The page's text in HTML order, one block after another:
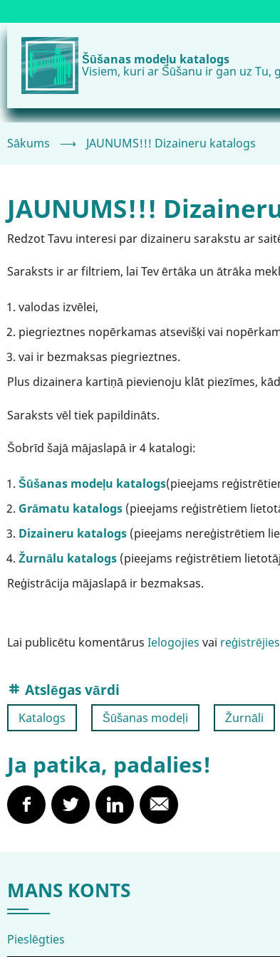
uz
galveno
saturu
Šūšanas modeļu katalogs
Visiem, kuri ar Šūšanu ir gan uz Tu,
Sākums ⟶ JAUNUMS!!! Dizaineru katalogs
JAUNUMS!!!
Redzot Tavu interesi par dizaineru sarakstu ar
Saraksts ir ar filtriem, lai Tev ērtāka un ātrāka
valodas izvēlei,
piegrieztnes nopērkamas atsevišķi vai
vai ir bezmaksas piegrieztnes.
Plus dizainera kartiņā pievienoju klāt piezīmes,
Saraksts vēl tiek papildināts.
Šobrīd šajā mājaslapā ir 4 katalogi:
Šūšanas modeļu katalogs(pieejams
Grāmatu katalogs (pieejams reģistrētiem
Dizaineru katalogs (pieejams nereģistrētiem
Žurnālu katalogs (pieejams reģistrētiem
Reģistrācija mājaslapā ir bezmaksas.
Lai publicētu komentārus Ielogojies vai reģistrējies
Atslēgas vārdi
Katalogs Šūšanas modeļi Žurnāli
Ja patika, padalies!
MANS KONTS
Pieslēgties